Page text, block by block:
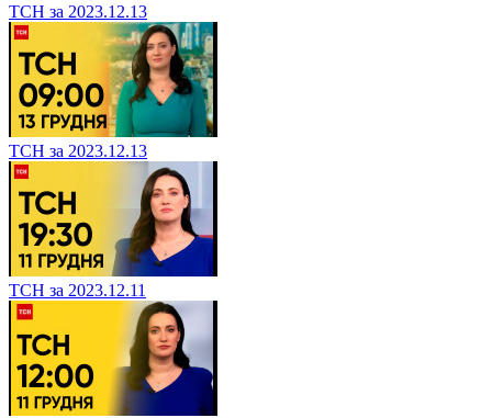
ТСН за 2023.12.13
ТСН за 2023.12.13
ТСН за 2023.12.11